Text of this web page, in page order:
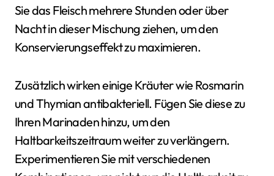
Sie das Fleisch mehrere Stunden oder über
Nacht in dieser Mischung ziehen, um den
Konservierungseffekt zu maximieren.
Zusätzlich wirken einige Kräuter wie Rosmarin
und Thymian antibakteriell. Fügen Sie diese zu
Ihren Marinaden hinzu, um den
Haltbarkeitszeitraum weiter zu verlängern.
Experimentieren Sie mit verschiedenen